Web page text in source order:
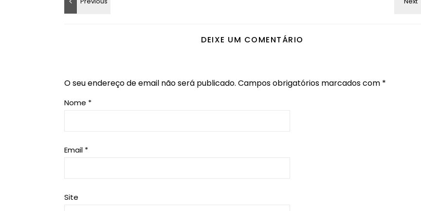
DEIXE UM COMENTÁRIO
O seu endereço de email não será publicado. Campos obrigatórios marcados com *
Nome *
Email *
Site